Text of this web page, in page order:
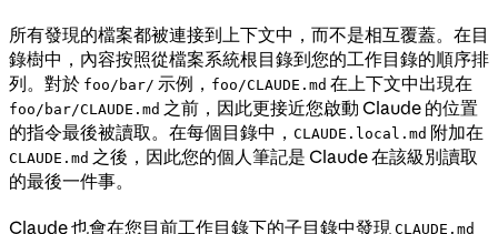
所有發現的檔案都被連接到上下文中，而不是相互覆蓋。在目
錄樹中，內容按照從檔案系統根目錄到您的工作目錄的順序排
列。對於 foo/bar/ 示例， foo/CLAUDE.md 在上下文中出現在
foo/bar/CLAUDE.md 之前，因此更接近您啟動 Claude 的位置
的指令最後被讀取。在每個目錄中， CLAUDE.local.md 附加在
CLAUDE.md 之後，因此您的個人筆記是 Claude 在該級別讀取
的最後一件事。
Claude 也會在您目前工作目錄下的子目錄中發現 CLAUDE.md